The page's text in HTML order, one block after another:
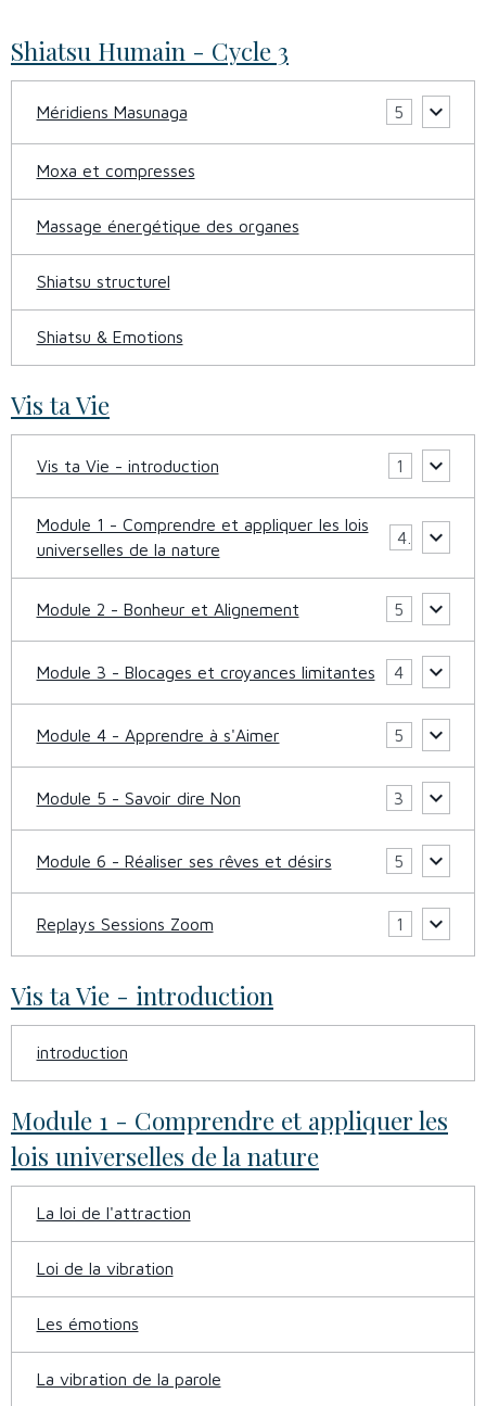
Shiatsu Humain - Cycle 3
Méridiens Masunaga 5
Moxa et compresses
Massage énergétique des organes
Shiatsu structurel
Shiatsu & Emotions
Vis ta Vie
Vis ta Vie - introduction 1
Module 1 - Comprendre et appliquer les lois
universelles de la nature
Module 2 - Bonheur et Alignement 5
Module 3 - Blocages et croyances limitantes 4
Module 4 - Apprendre à s'Aimer 5
Module 5 - Savoir dire Non 3
Module 6 - Réaliser ses rêves et désirs 5
Replays Sessions Zoom 1
Vis ta Vie - introduction
introduction
Module 1 - Comprendre et appliquer les
lois universelles de la nature
La loi de l'attraction
Loi de la vibration
Les émotions
La vibration de la parole